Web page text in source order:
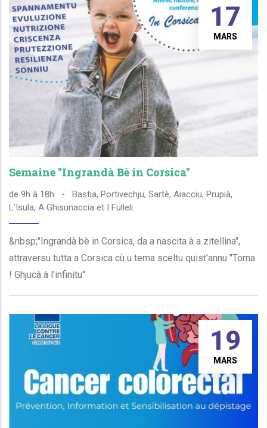
17
MARS
Semaine "Ingrandà Bè in Corsica"
de 9h à 18h -
Bastia, Portivechju, Sartè, Aiacciu, Prupià,
L’Isula, A Ghisunaccia et I Fulleli.
&nbsp;"Ingrandà bè in Corsica, da a nascita à a zitellina",
attraversu tutta a Corsica cù u tema sceltu quist’annu "Torna
! Ghjucà à l’infinitu"
19
MARS